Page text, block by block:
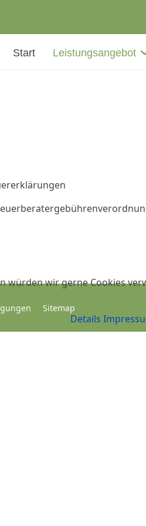
Start Leistungsangebot
Sitemap
wir gerne Cookies
Details